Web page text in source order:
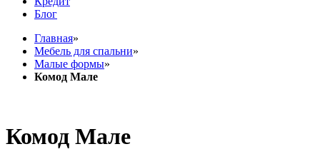
Блог
Главная»
Мебель для спальни»
Малые формы»
Комод Мале
Комод Мале